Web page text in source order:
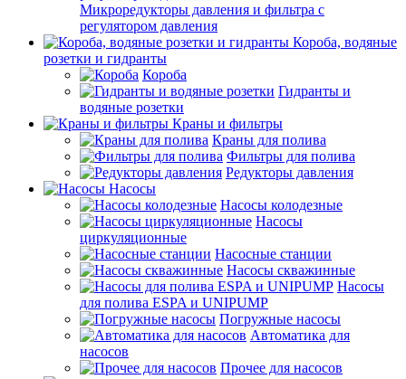
Микроредукторы давления и фильтра с
регулятором давления
Короба, водяные
розетки и гидранты
Короба
Гидранты и
водяные розетки
Краны и фильтры
Краны для полива
Фильтры для полива
Редукторы давления
Насосы
Насосы колодезные
Насосы
циркуляционные
Насосные станции
Насосы скважинные
Насосы
для полива ESPA и UNIPUMP
Погружные насосы
Автоматика для
насосов
Прочее для насосов